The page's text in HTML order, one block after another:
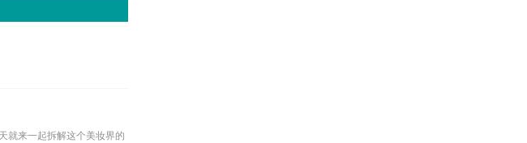
就来一起拆解这个美妆界的